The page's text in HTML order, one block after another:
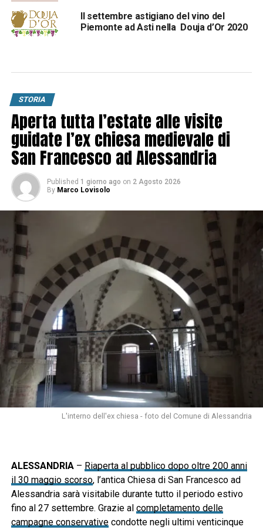
Il settembre astigiano del vino del
Piemonte ad Asti nella Douja d’Or 2020
STORIA
Aperta tutta l’estate alle visite
guidate l’ex chiesa medievale di
San Francesco ad Alessandria
Published 1 giorno ago on 2 Agosto 2026
By Marco Lovisolo
L'interno dell'ex chiesa - foto del Comune di Alessandria
ALESSANDRIA– Riaperta al pubblico dopo oltre 200 anni
il 30 maggio scorso, l’antica Chiesa di San Francesco ad
Alessandria sarà visitabile durante tutto il periodo estivo
fino al 27 settembre. Grazie al completamento delle
campagne conservativecondotte negli ultimi venticinque